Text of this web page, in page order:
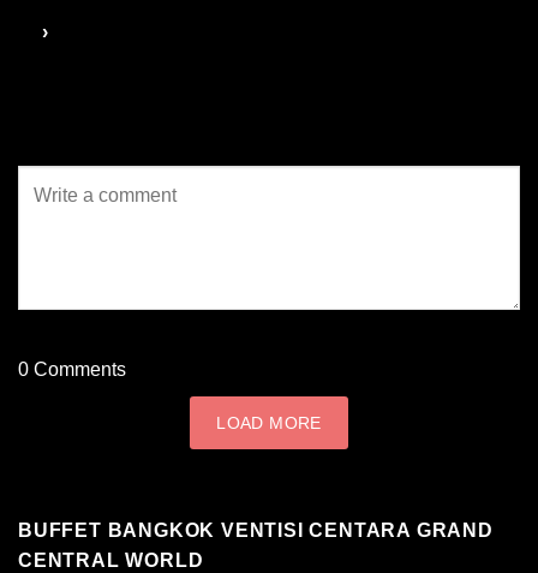
0 Comments
LOAD MORE
BUFFET BANGKOK VENTISI CENTARA GRAND
CENTRAL WORLD